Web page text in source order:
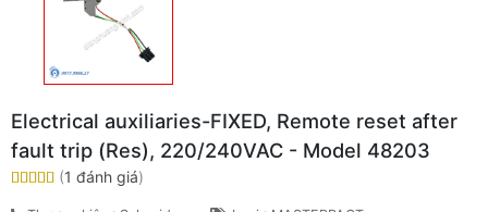
Electrical auxiliaries-FIXED, Remote reset after
fault trip (Res), 220/240VAC - Model 48203
(1 đánh giá)